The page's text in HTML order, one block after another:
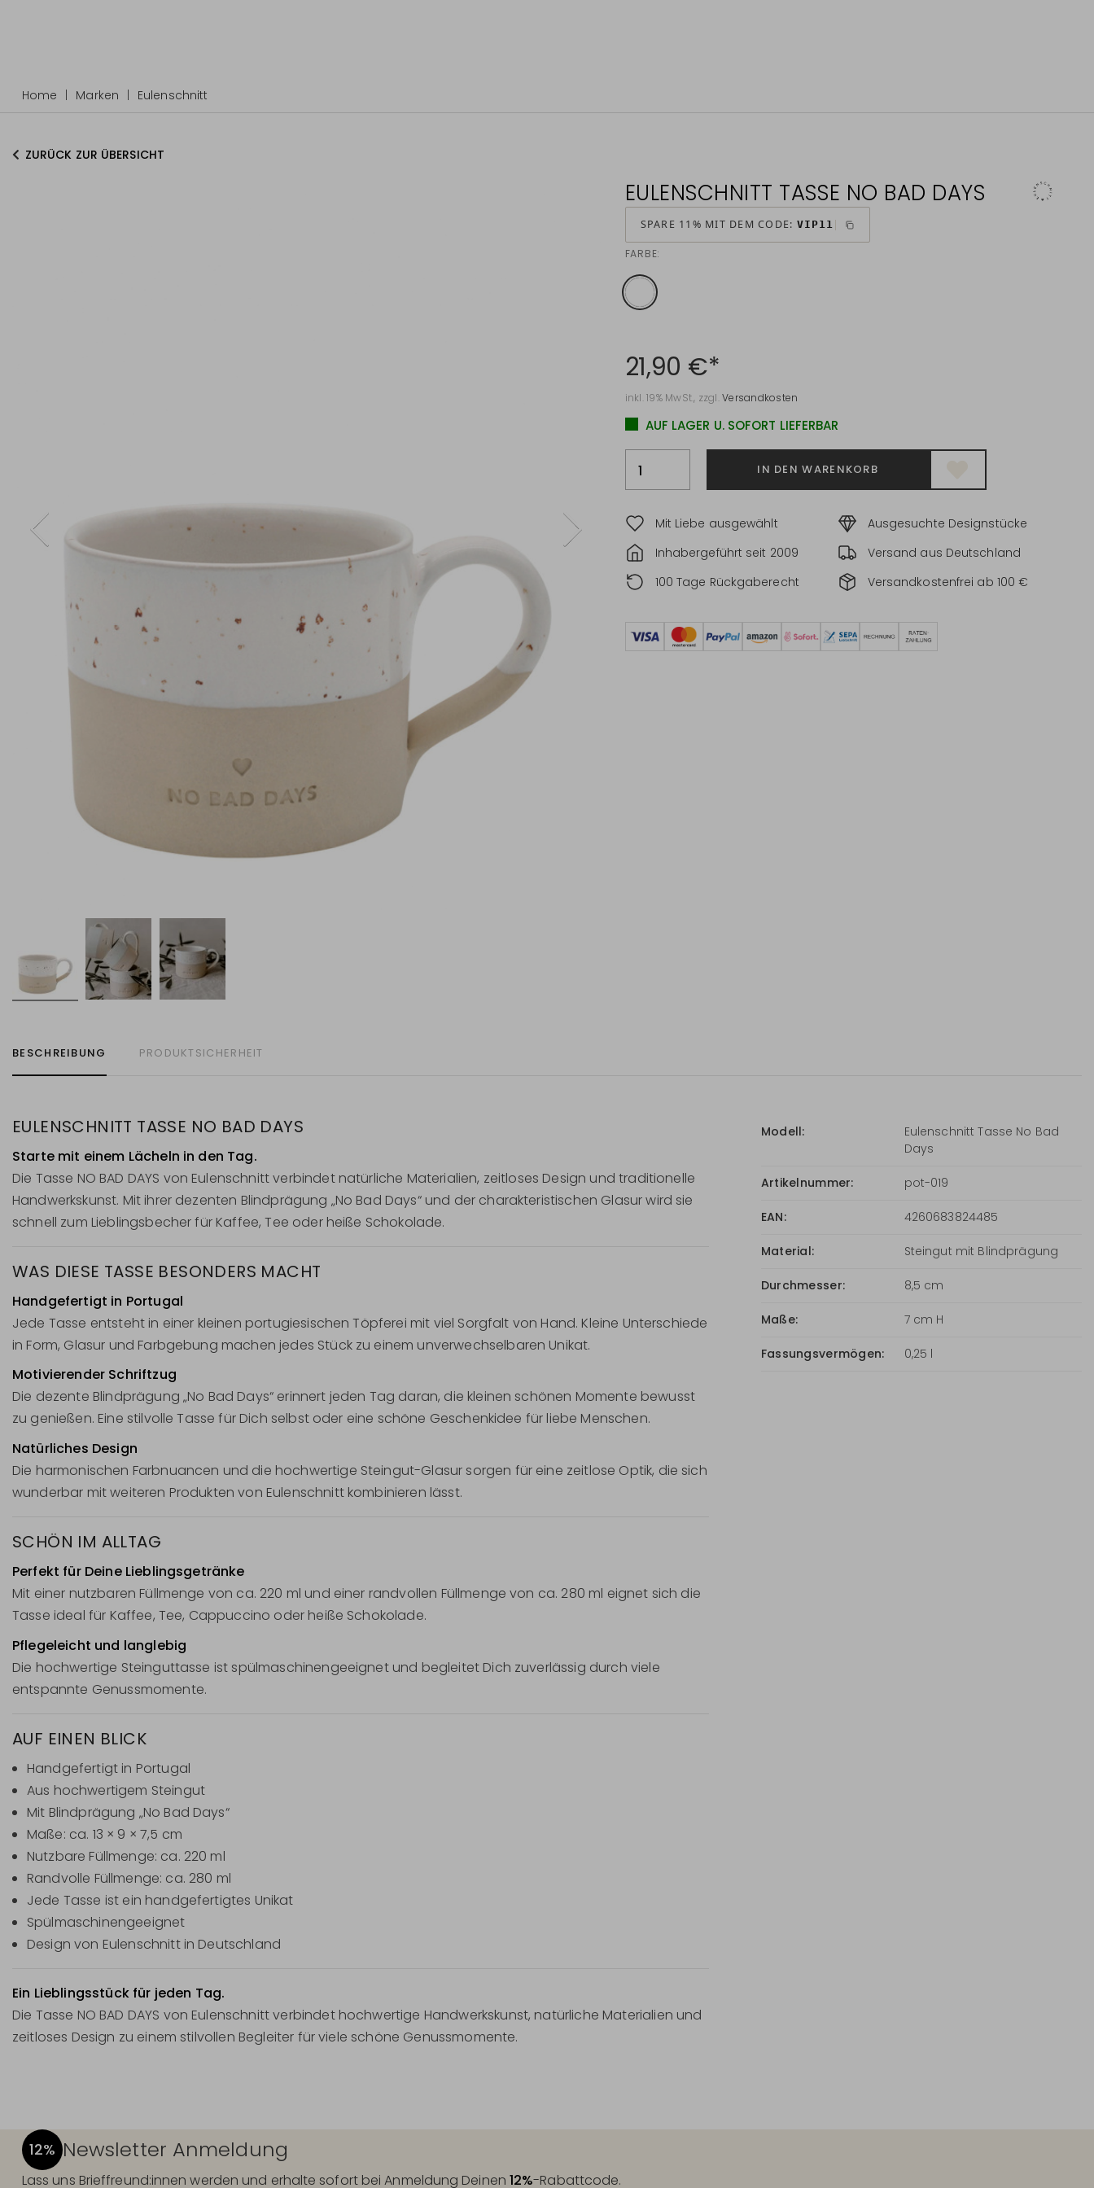
Home Marken Eulenschnitt
ZURÜCK ZUR ÜBERSICHT
EULENSCHNITT TASSE NO BAD DAYS
SPARE 11% MIT DEM CODE: VIP11
FARBE:
21,90 €*
inkl. 19% MwSt., zzgl.Versandkosten
AUF LAGER U. SOFORT LIEFERBAR
IN DEN WARENKORB
Mit Liebe ausgewählt
Ausgesuchte Designstücke
Inhabergeführt seit 2009
Versand aus Deutschland
100 Tage Rückgaberecht
Versandkostenfrei ab 100 €
BESCHREIBUNG PRODUKTSICHERHEIT
EULENSCHNITT TASSE NO BAD DAYS
Starte mit einem Lächeln in den Tag.
Die Tasse NO BAD DAYS von Eulenschnitt verbindet natürliche Materialien, zeitloses Design und traditionelle
Handwerkskunst. Mit ihrer dezenten Blindprägung „No Bad Days“ und der charakteristischen Glasur wird sie
schnell zum Lieblingsbecher für Kaffee, Tee oder heiße Schokolade.
WAS DIESE TASSE BESONDERS MACHT
Handgefertigt in Portugal
Jede Tasse entsteht in einer kleinen portugiesischen Töpferei mit viel Sorgfalt von Hand. Kleine Unterschiede
in Form, Glasur und Farbgebung machen jedes Stück zu einem unverwechselbaren Unikat.
Motivierender Schriftzug
Die dezente Blindprägung „No Bad Days“ erinnert jeden Tag daran, die kleinen schönen Momente bewusst
zu genießen. Eine stilvolle Tasse für Dich selbst oder eine schöne Geschenkidee für liebe Menschen.
Natürliches Design
Die harmonischen Farbnuancen und die hochwertige Steingut-Glasur sorgen für eine zeitlose Optik, die sich
wunderbar mit weiteren Produkten von Eulenschnitt kombinieren lässt.
SCHÖN IM ALLTAG
Perfekt für Deine Lieblingsgetränke
Mit einer nutzbaren Füllmenge von ca. 220 ml und einer randvollen Füllmenge von ca. 280 ml eignet sich die
Tasse ideal für Kaffee, Tee, Cappuccino oder heiße Schokolade.
Pflegeleicht und langlebig
Die hochwertige Steinguttasse ist spülmaschinengeeignet und begleitet Dich zuverlässig durch viele
entspannte Genussmomente.
AUF EINEN BLICK
Handgefertigt in Portugal
Aus hochwertigem Steingut
Mit Blindprägung „No Bad Days“
Maße: ca. 13 × 9 × 7,5 cm
Nutzbare Füllmenge: ca. 220 ml
Randvolle Füllmenge: ca. 280 ml
Jede Tasse ist ein handgefertigtes Unikat
Spülmaschinengeeignet
Design von Eulenschnitt in Deutschland
Ein Lieblingsstück für jeden Tag.
Die Tasse NO BAD DAYS von Eulenschnitt verbindet hochwertige Handwerkskunst, natürliche Materialien und
zeitloses Design zu einem stilvollen Begleiter für viele schöne Genussmomente.
Modell:
Eulenschnitt Tasse No Bad
Days
Artikelnummer: pot-019
EAN: 4260683824485
Material: Steingut mit Blindprägung
Durchmesser: 8,5 cm
Maße: 7 cm H
Fassungsvermögen: 0,25 l
12% Newsletter Anmeldung
Lass uns Brieffreund:innen werden und erhalte sofort bei Anmeldung Deinen 12%-Rabattcode.